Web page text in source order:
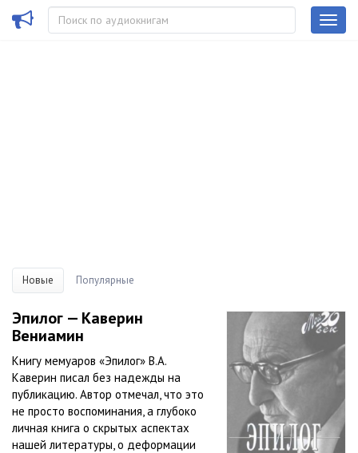
Новые Популярные
Эпилог — Каверин
Вениамин
Книгу мемуаров «Эпилог» В.А.
Каверин писал без надежды на
публикацию. Автор отмечал, что это
не просто воспоминания, а глубоко
личная книга о скрытых аспектах
нашей литературы, о деформации